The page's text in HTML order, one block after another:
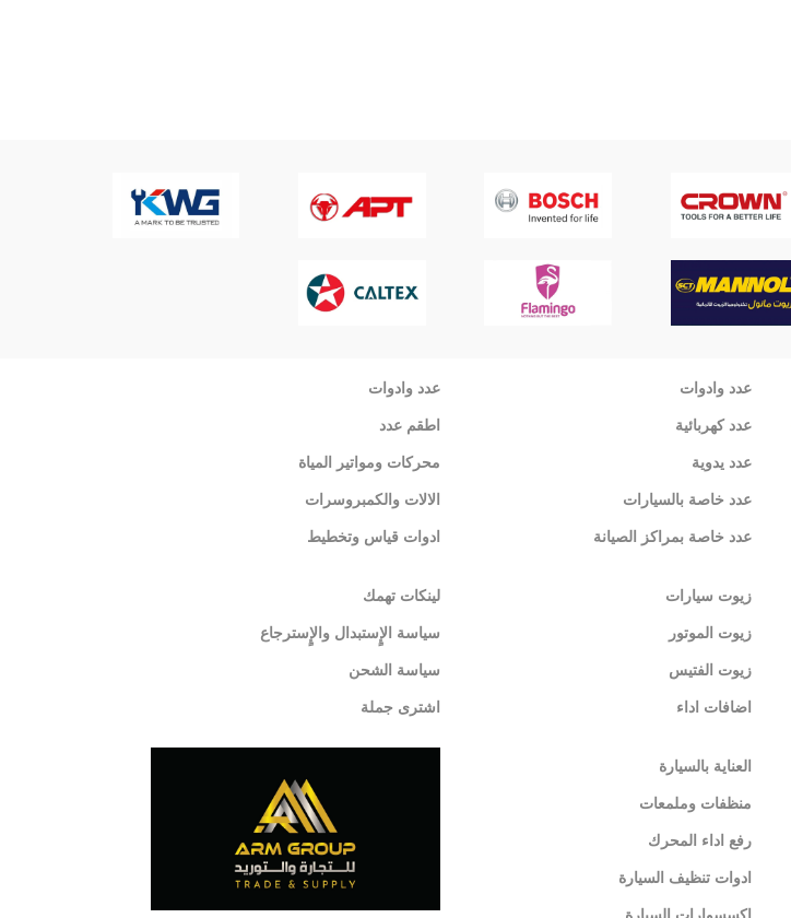
عدد وادوات
عدد كهربائية
عدد يدوية
عدد خاصة بالسيارات
عدد خاصة بمراكز الصيانة
زيوت سيارات
زيوت الموتور
زيوت الفتيس
اضافات اداء
العناية بالسيارة
منظفات وملمعات
رفع اداء المحرك
ادوات تنظيف السيارة
عدد وادوات
اطقم عدد
محركات ومواتير المياة
الالات والكمبروسرات
ادوات قياس وتخطيط
لينكات تهمك
سياسة الإٍستبدال والإٍسترجاع
سياسة الشحن
اشترى جملة